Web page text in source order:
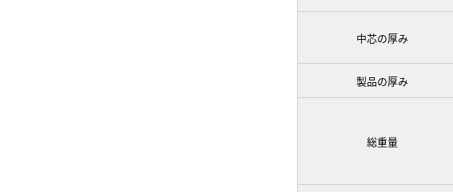
中芯の厚み
製品の厚み
総重量